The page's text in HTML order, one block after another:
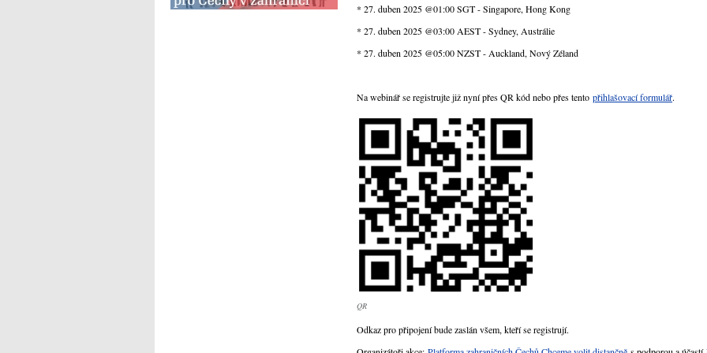
* 27. duben 2025 @01:00 SGT - Singapore, Hong Kong
* 27. duben 2025 @03:00 AEST - Sydney, Austrálie
* 27. duben 2025 @05:00 NZST - Auckland, Nový Zéland
Na webinář se registrujte již nyní přes QR kód nebo přes tento přihlašovací formulář.
QR
Odkaz pro připojení bude zaslán všem, kteří se registrují.